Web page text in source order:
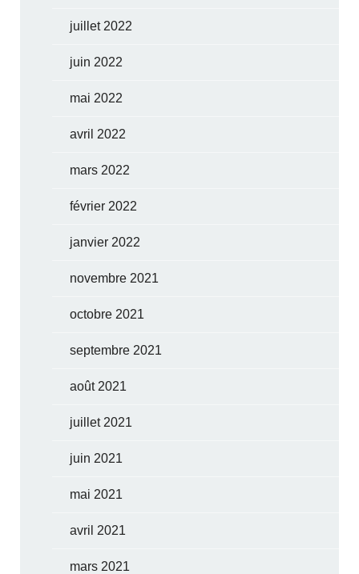
juillet 2022
juin 2022
mai 2022
avril 2022
mars 2022
février 2022
janvier 2022
novembre 2021
octobre 2021
septembre 2021
août 2021
juillet 2021
juin 2021
mai 2021
avril 2021
mars 2021